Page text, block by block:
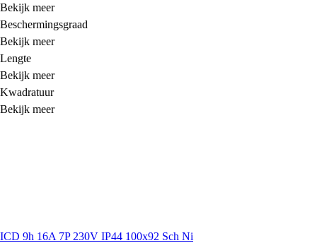
Bekijk meer
Beschermingsgraad
Bekijk meer
Lengte
Bekijk meer
Kwadratuur
Bekijk meer
ICD 9h 16A 7P 230V IP44 100x92 Sch Ni